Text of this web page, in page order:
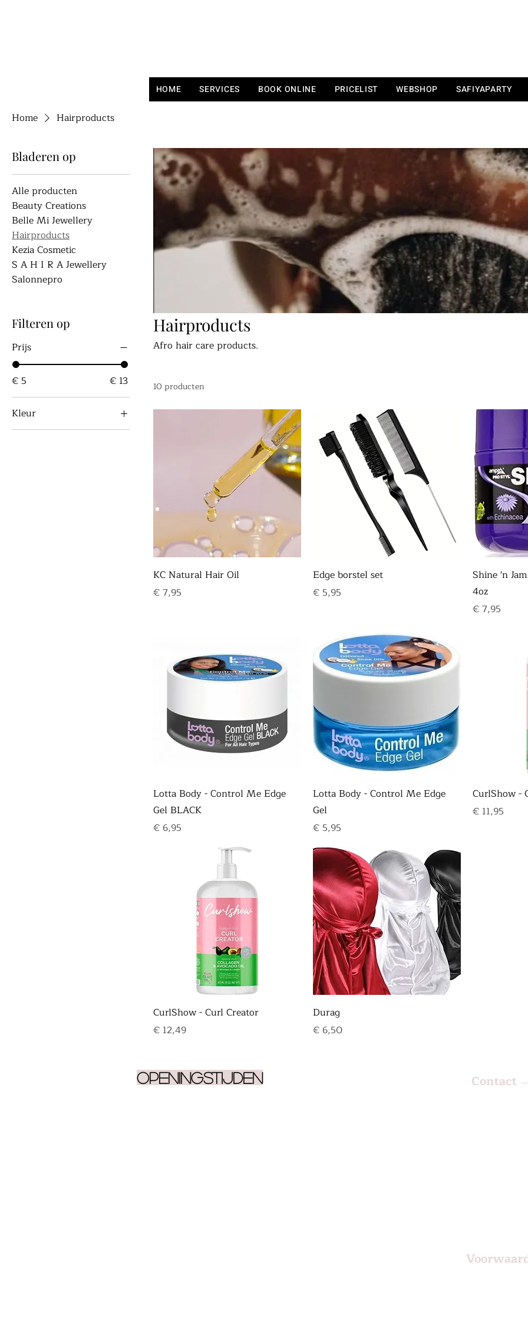
HOME SERVICES BOOK ONLINE PRICELIST WEBSHOP SAFIYAPARTY
Home Hairproducts
Bladeren op
Alle producten
Beauty Creations
Belle Mi Jewellery
Hairproducts
Kezia Cosmetic
S A H I R A Jewellery
Salonnepro
Filteren op
Prijs
€ 5 € 13
Kleur
Hairproducts
Afro hair care products.
10 producten
KC Natural Hair Oil
Prijs
€ 7,95
Edge borstel set
Prijs
€ 5,95
Shine 'n
4oz
Prijs
€ 7,95
Lotta Body - Control Me Edge
Gel BLACK
Prijs
€ 6,95
Lotta Body - Control Me Edge
Gel
Prijs
€ 5,95
CurlShow -
Prijs
€ 11,95
CurlShow - Curl Creator
Prijs
€ 12,49
Durag
Prijs
€ 6,50
Openingstijden Contact